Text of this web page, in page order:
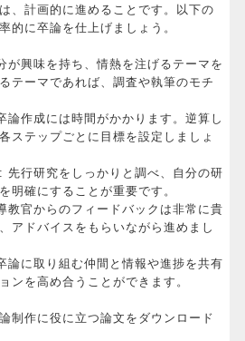
、計画的に進めることです。以下の
的に卒論を仕上げましょう。
が興味を持ち、情熱を注げるテーマを
テーマであれば、調査や執筆のモチ
論作成には時間がかかります。逆算し
ステップごとに目標を設定しましょ
先行研究をしっかりと調べ、自分の研
明確にすることが重要です。
教官からのフィードバックは非常に貴
アドバイスをもらいながら進めまし
論に取り組む仲間と情報や進捗を共有
ンを高め合うことができます。
制作に役に立つ論文をダウンロード